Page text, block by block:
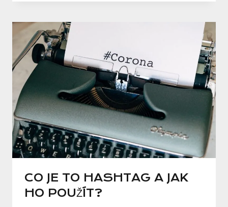
CO JE TO HASHTAG A JAK
HO POUŽÍT?